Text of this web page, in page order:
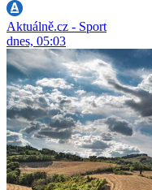
Aktuálně.cz - Sport
dnes, 05:03